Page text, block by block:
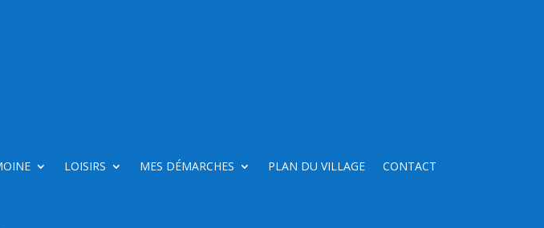
LOISIRS MES DÉMARCHES PLAN DU VILLAGE CONTACT